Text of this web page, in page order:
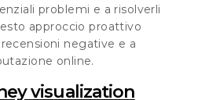
problemi e a risolverli
approccio proattivo
negative e a
online.
visualization